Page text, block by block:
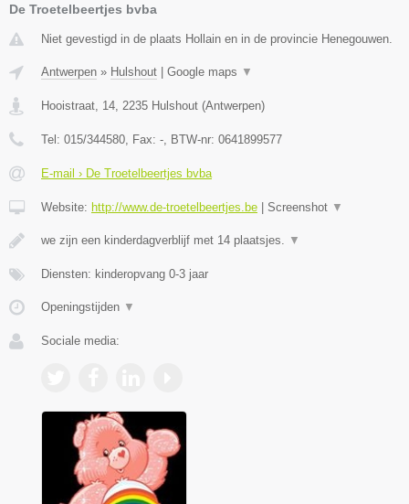
De Troetelbeertjes bvba
Niet gevestigd in de plaats Hollain en in de provincie Henegouwen.
Antwerpen » Hulshout Google maps ▼
Hooistraat, 14 2235 Hulshout (Antwerpen)
Tel: 015/344580 , Fax: - , BTW-nr: 0641899577
E-mail › De Troetelbeertjes bvba
Website: http://www.de-troetelbeertjes.be Screenshot ▼
we zijn een kinderdagverblijf met 14 plaatsjes. ▼
Diensten: kinderopvang 0-3 jaar
Openingstijden ▼
Sociale media: